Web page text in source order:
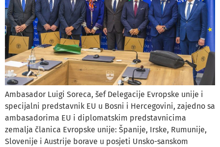
Ambasador Luigi Soreca, šef Delegacije Evropske unije i
specijalni predstavnik EU u Bosni i Hercegovini, zajedno sa
ambasadorima EU i diplomatskim predstavnicima
zemalja članica Evropske unije: Španije, Irske, Rumunije,
Slovenije i Austrije borave u posjeti Unsko-sanskom